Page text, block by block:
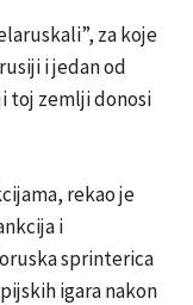
za koje
i jedan od
toj zemlji donosi
rekao je
i
sprinterica
igara nakon